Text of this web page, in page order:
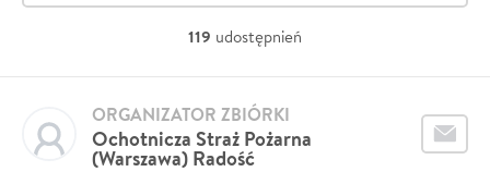
119 udostępnień
Ochotnicza Straż Pożarna
(Warszawa) Radość
ORGANIZATOR ZBIÓRKI